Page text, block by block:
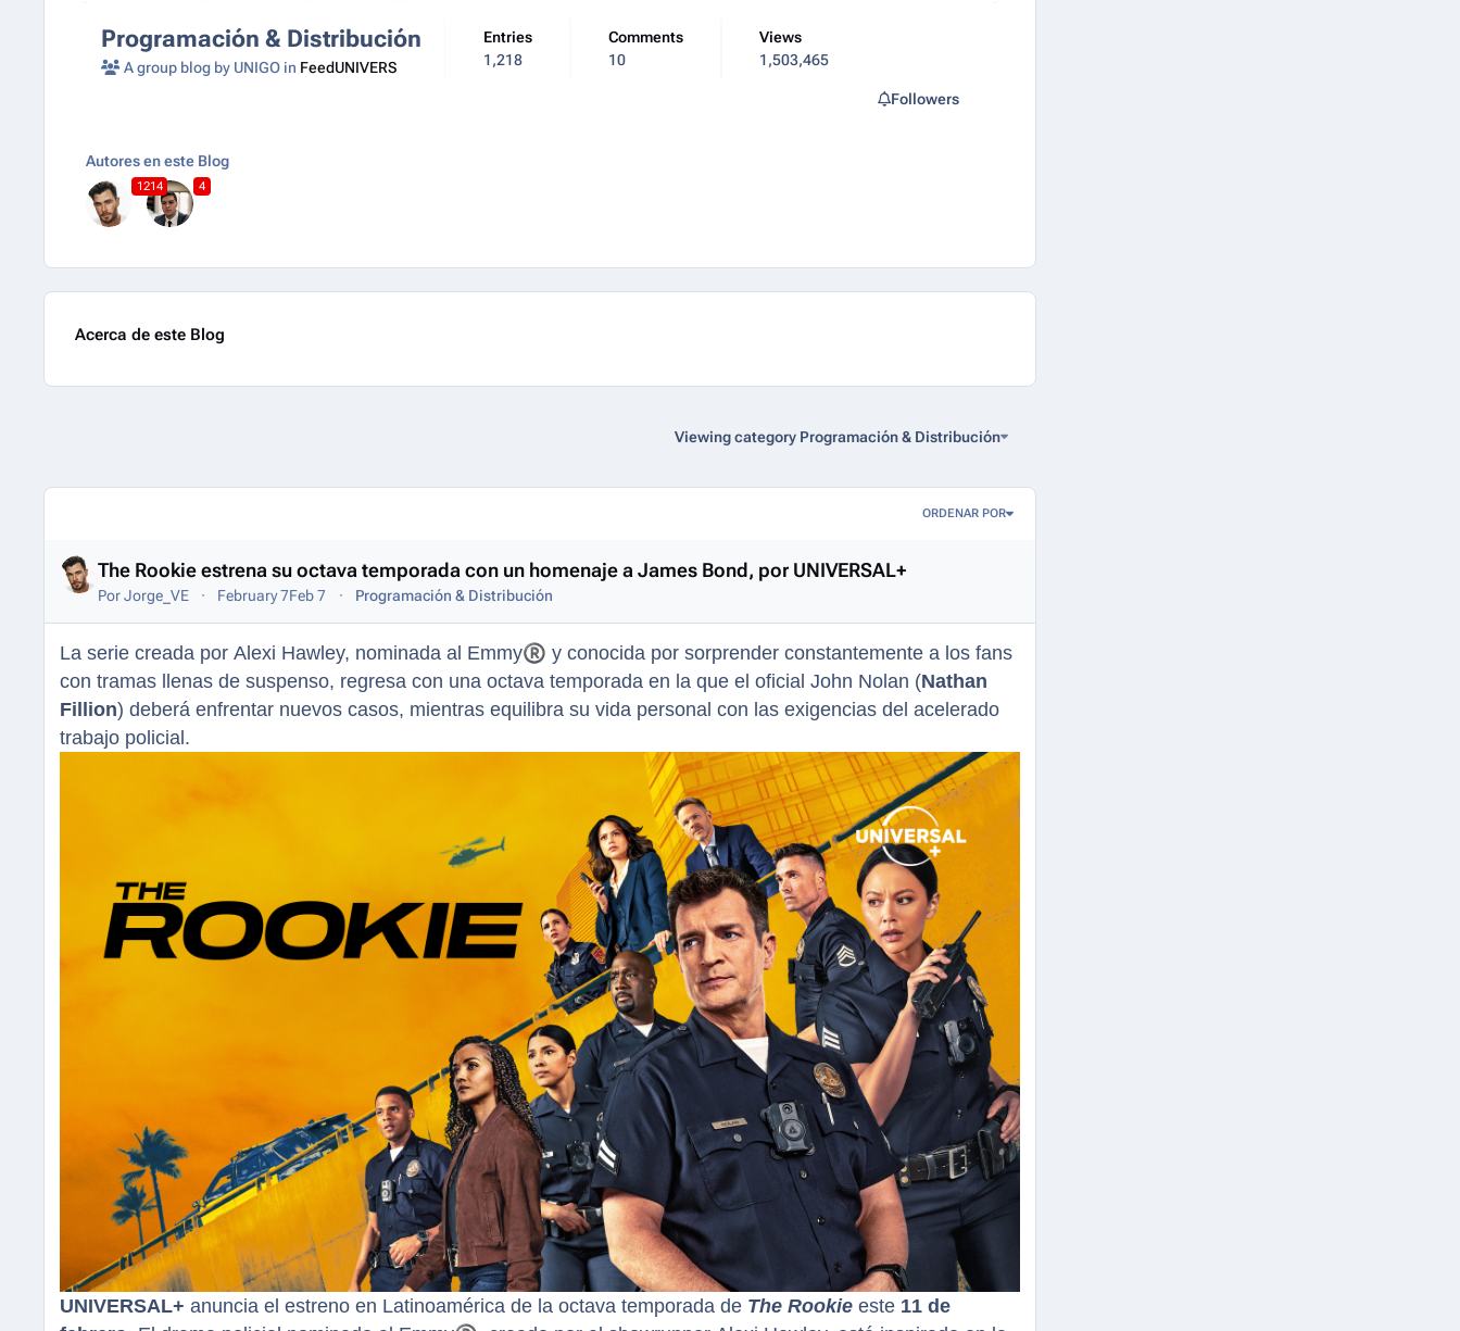
Programación & Distribución
A group blog by UNIGO in FeedUNIVERS
Entries
1,218
Comments
10
Views
1,503,465
Followers
Autores en este Blog
1214 4
Acerca de este Blog
Viewing category Programación & Distribución
Entries in this blog
ORDENAR POR
The Rookie estrena su octava temporada con un homenaje a James Bond, por UNIVERSAL+
PorJorge_VE February 7Feb 7 Programación & Distribución
La serie creada por Alexi Hawley, nominada al Emmy® y conocida por sorprender constantemente a los fans
con tramas llenas de suspenso, regresa con una octava temporada en la que el oficial John Nolan (Nathan
Fillion) deberá enfrentar nuevos casos, mientras equilibra su vida personal con las exigencias del acelerado
trabajo policial.
UNIVERSAL+ anuncia el estreno en Latinoamérica de la octava temporada de The Rookie este 11 de